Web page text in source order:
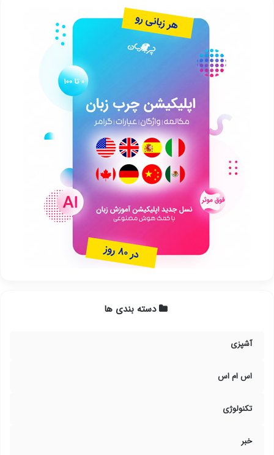
دسته بندی ها
آشپزی
اس ام اس
تکنولوژی
خبر